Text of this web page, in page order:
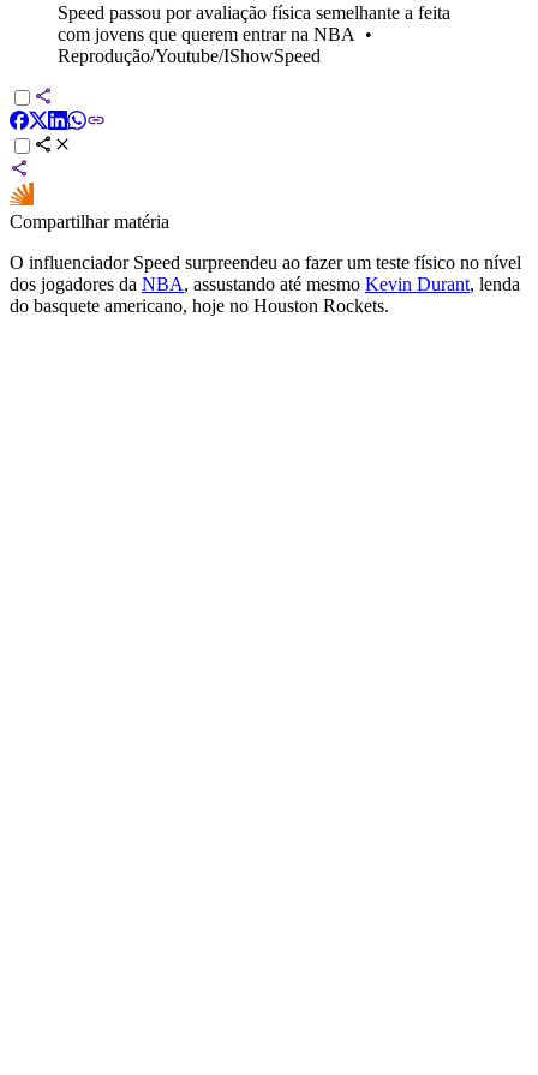
Speed passou por avaliação física semelhante a feita
com jovens que querem entrar na NBA
•
Reprodução/Youtube/IShowSpeed
Compartilhar matéria
O influenciador Speed surpreendeu ao fazer um teste físico no nível
dos jogadores da NBA, assustando até mesmo Kevin Durant, lenda
do basquete americano, hoje no Houston Rockets.